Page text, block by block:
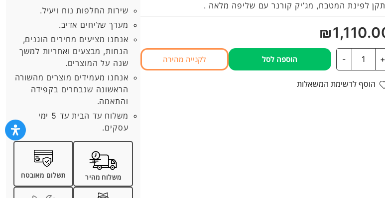
לפינת המטבח, מג’יק קורנר עם שליפה מלאה .
₪
+
- הוספה לסל לקנייה מהירה
הוסף לרשימת המשאלות
שירות החלפות נוח ויעיל.
מערך שליחים אדיב.
אנחנו מציעים מחירים הוגנים,
הנחות, מבצעים ואחריות למשך
שנה על המוצרים.
אנחנו מעמידים מוצרים מהשורה
הראשונה שנבחרים בקפידה
והתאמה.
משלוח עד הבית עד 5 ימי
עסקים.
משלוח מהיר תשלום מאובטח